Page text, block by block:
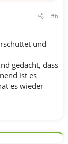
#6
und
gedacht, dass
ist es
es wieder